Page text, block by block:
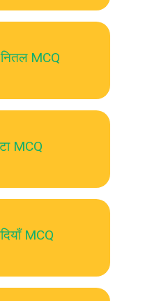
नितल MCQ
MCQ
MCQ